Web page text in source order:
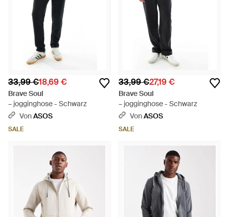
33,99 €18,69 €
Brave Soul
– jogginghose - Schwarz
VonASOS
SALE
33,99 €27,19 €
Brave Soul
– jogginghose - Schwarz
VonASOS
SALE